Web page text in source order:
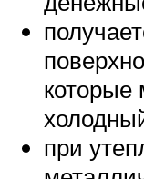
которые
при